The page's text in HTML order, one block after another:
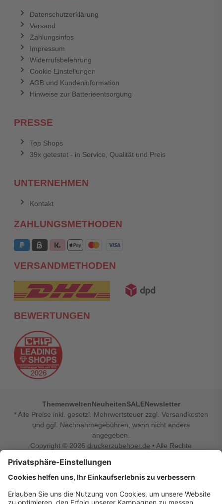
Datenschutzerklärung
Versand
Zahlungsinfos
Impressum
Widerrufsbelehrung
Cookie Einstellungen
AGB und Kundeninformation
Hinweise zur Batterieentsorgung
PRESSE
Top Shops
39x getestet - in Service, Qualität und Preis
UNTERNEHMEN
Kontakt
ZAHLUNGSMETHODEN
VERSANDMETHODEN
BEWERTUNGEN
ThemenweltenNeuheitenSALENewsletter
* Alle Preise inkl. gesetzl. Mehrwertsteuer zzgl. Versandkosten
und ggf. Nachnahmegebühren, wenn nicht anders
angegeben.
Copyright © 2026 druckerzubehoer.de • Alle Rechte
Vertrag widerrufen
Druckerzubehoer.de – preiswerte Qualität für Ihr Office
Sie sind auf der Suche nach dem passenden Druckerzubehör